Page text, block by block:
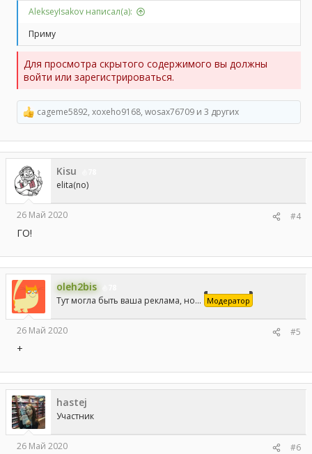
AlekseyIsakov написал(а):
Приму
Для просмотра скрытого содержимого вы должны
войти или зарегистрироваться.
Р
е
а
к
ц
и
и
:
cageme5892, xoxeho9168, wosax76709 и 3 других
Kisu
elita(no)
26 Май 2020 #4
ГО!
oleh2bis
Тут могла быть ваша реклама, но... Модератор
26 Май 2020 #5
+
hastej
Участник
26 Май 2020 #6